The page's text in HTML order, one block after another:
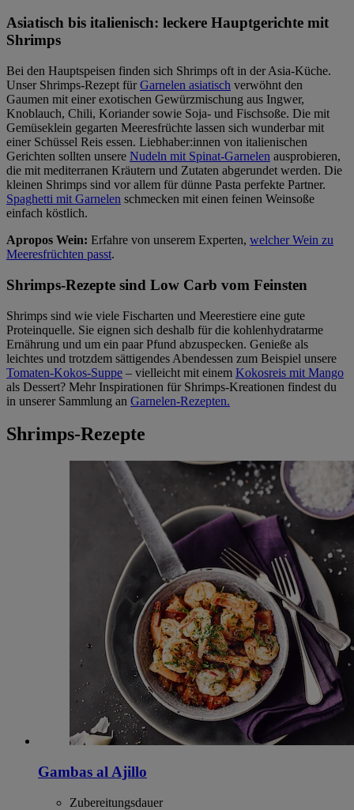
Asiatisch bis italienisch: leckere Hauptgerichte mit
Shrimps
Bei den Hauptspeisen finden sich Shrimps oft in der Asia-Küche.
Unser Shrimps-Rezept für Garnelen asiatisch verwöhnt den
Gaumen mit einer exotischen Gewürzmischung aus Ingwer,
Knoblauch, Chili, Koriander sowie Soja- und Fischsoße. Die mit
Gemüseklein gegarten Meeresfrüchte lassen sich wunderbar mit
einer Schüssel Reis essen. Liebhaber:innen von italienischen
Gerichten sollten unsere Nudeln mit Spinat-Garnelen ausprobieren,
die mit mediterranen Kräutern und Zutaten abgerundet werden. Die
kleinen Shrimps sind vor allem für dünne Pasta perfekte Partner.
Spaghetti mit Garnelen schmecken mit einen feinen Weinsoße
einfach köstlich.
Apropos Wein: Erfahre von unserem Experten, welcher Wein zu
Meeresfrüchten passt.
Shrimps-Rezepte sind Low Carb vom Feinsten
Shrimps sind wie viele Fischarten und Meerestiere eine gute
Proteinquelle. Sie eignen sich deshalb für die kohlenhydratarme
Ernährung und um ein paar Pfund abzuspecken. Genieße als
leichtes und trotzdem sättigendes Abendessen zum Beispiel unsere
Tomaten-Kokos-Suppe – vielleicht mit einem Kokosreis mit Mango
als Dessert? Mehr Inspirationen für Shrimps-Kreationen findest du
in unserer Sammlung an Garnelen-Rezepten.
Shrimps-Rezepte
Gambas al Ajillo
Zubereitungsdauer